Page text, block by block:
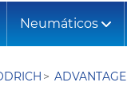
Neumáticos
ADVANTAGE